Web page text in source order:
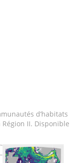
d’habitats
II. Disponible